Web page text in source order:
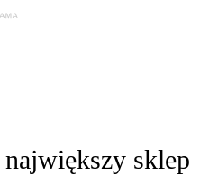
sklep